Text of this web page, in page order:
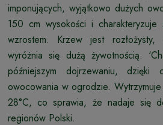
imponujących, wyjątkowo dużych
150 cm wysokości i charakteryzuje
wzrostem. Krzew jest
wyróżnia się dużą żywotnością.
późniejszym dojrzewaniu, dzięki
owocowania w ogrodzie.
28°C, co sprawia, że nadaje się
regionów Polski.